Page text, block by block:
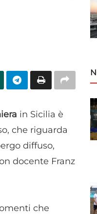
in Sicilia è
che riguarda
diffuso,
docente Franz
che